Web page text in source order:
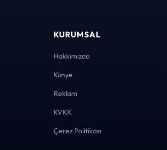
KURUMSAL
Hakkımızda
Künye
Reklam
KVKK
Çerez Politikası